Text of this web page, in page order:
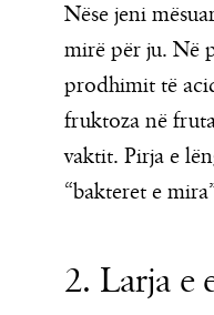
Nëse jeni
mirë për ju. Në
prodhimit të
fruktoza në
vaktit. Pirja e
“bakteret e
2. Larja e